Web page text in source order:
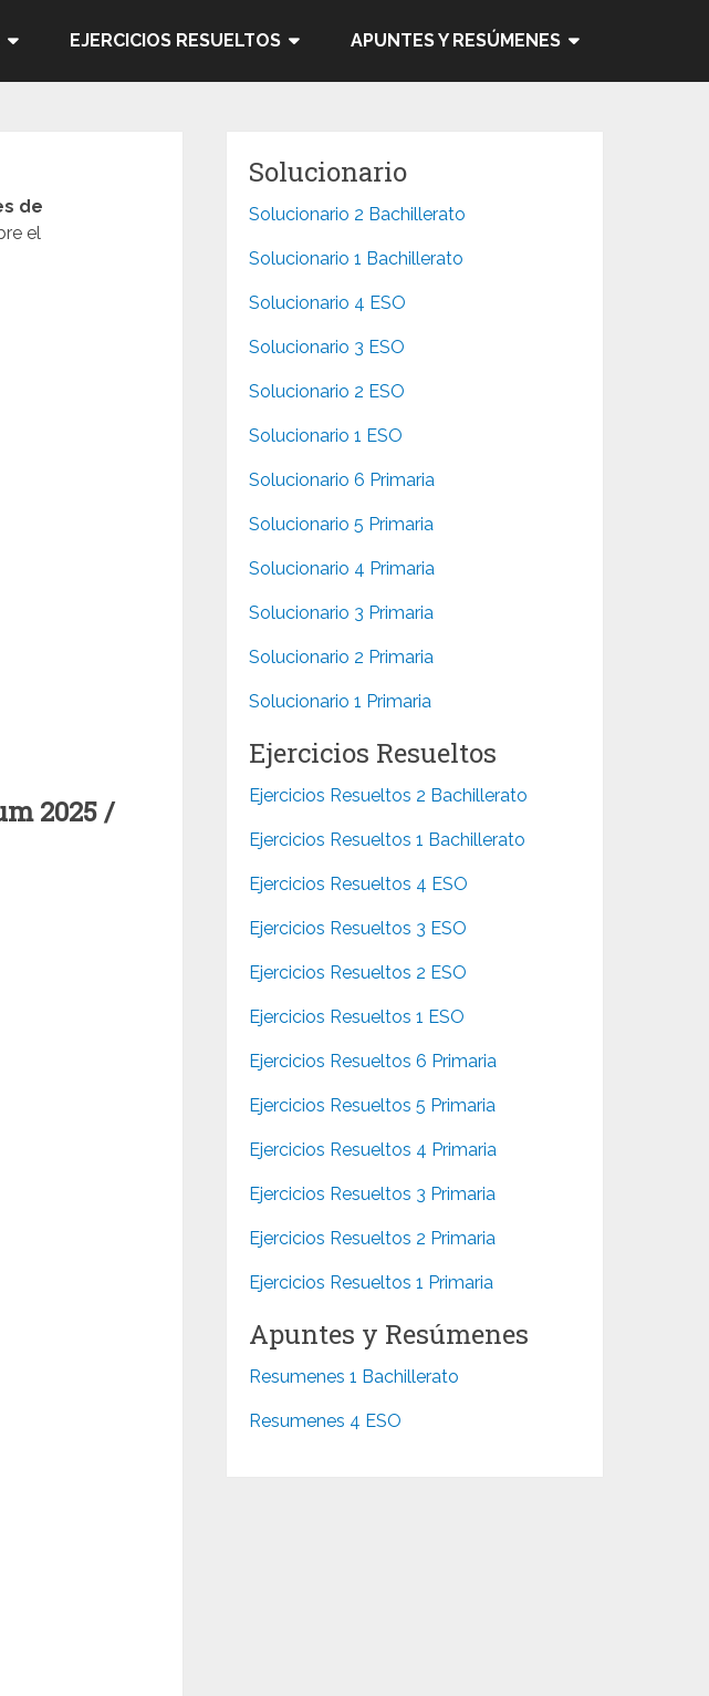
EJERCICIOS RESUELTOS APUNTES Y RESÚMENES
de
el
2025 /
Solucionario
Solucionario 2 Bachillerato
Solucionario 1 Bachillerato
Solucionario 4 ESO
Solucionario 3 ESO
Solucionario 2 ESO
Solucionario 1 ESO
Solucionario 6 Primaria
Solucionario 5 Primaria
Solucionario 4 Primaria
Solucionario 3 Primaria
Solucionario 2 Primaria
Solucionario 1 Primaria
Ejercicios Resueltos
Ejercicios Resueltos 2 Bachillerato
Ejercicios Resueltos 1 Bachillerato
Ejercicios Resueltos 4 ESO
Ejercicios Resueltos 3 ESO
Ejercicios Resueltos 2 ESO
Ejercicios Resueltos 1 ESO
Ejercicios Resueltos 6 Primaria
Ejercicios Resueltos 5 Primaria
Ejercicios Resueltos 4 Primaria
Ejercicios Resueltos 3 Primaria
Ejercicios Resueltos 2 Primaria
Ejercicios Resueltos 1 Primaria
Apuntes y Resúmenes
Resumenes 1 Bachillerato
Resumenes 4 ESO